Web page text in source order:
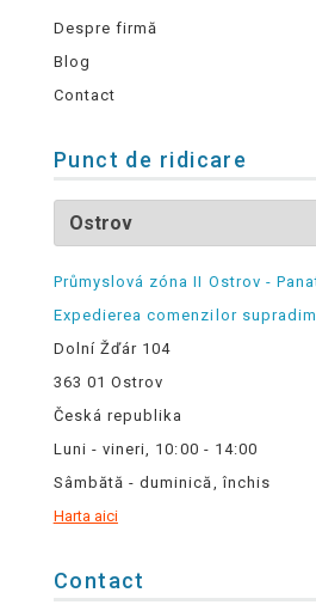
Despre firmă
Blog
Contact
Punct de ridicare
Průmyslová zóna II Ostrov -
Expedierea comenzilor
Dolní Žďár 104
363 01 Ostrov
Česká republika
Luni - vineri, 10:00 - 14:00
Sâmbătă - duminică, închis
Harta aici
Contact